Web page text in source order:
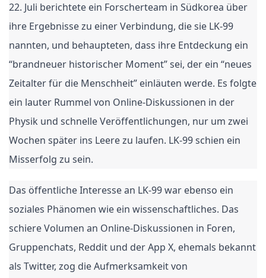
22. Juli berichtete ein Forscherteam in Südkorea über
ihre Ergebnisse zu einer Verbindung, die sie LK-99
nannten, und behaupteten, dass ihre Entdeckung ein
“brandneuer historischer Moment” sei, der ein “neues
Zeitalter für die Menschheit” einläuten werde. Es folgte
ein lauter Rummel von Online-Diskussionen in der
Physik und schnelle Veröffentlichungen, nur um zwei
Wochen später ins Leere zu laufen. LK-99 schien ein
Misserfolg zu sein.
Das öffentliche Interesse an LK-99 war ebenso ein
soziales Phänomen wie ein wissenschaftliches. Das
schiere Volumen an Online-Diskussionen in Foren,
Gruppenchats, Reddit und der App X, ehemals bekannt
als Twitter, zog die Aufmerksamkeit von